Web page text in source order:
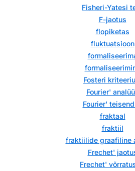
Fisheri-Yatesi
F-jaotus
flopiketas
fluktuatsioon
Fosteri
Fourier'
Fourier'
fraktaal
fraktiil
fraktiilide graafiline
Frechet'
Frechet'